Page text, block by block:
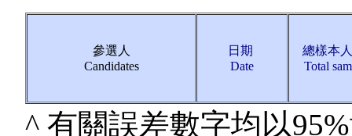
參選人
Candidates
日期
Date
總樣本
Total
^ 有關誤差數字均以